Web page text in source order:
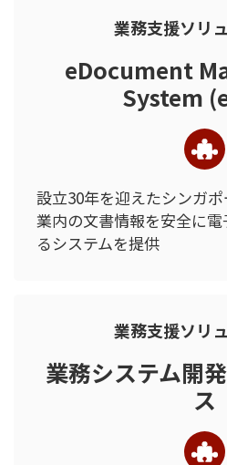
業務支援ソリ
eDocument
System
設立30年を迎えたシンガポ
業内の文書情報を安全に電
るシステムを提供
業務支援ソリ
業務システム開
ス